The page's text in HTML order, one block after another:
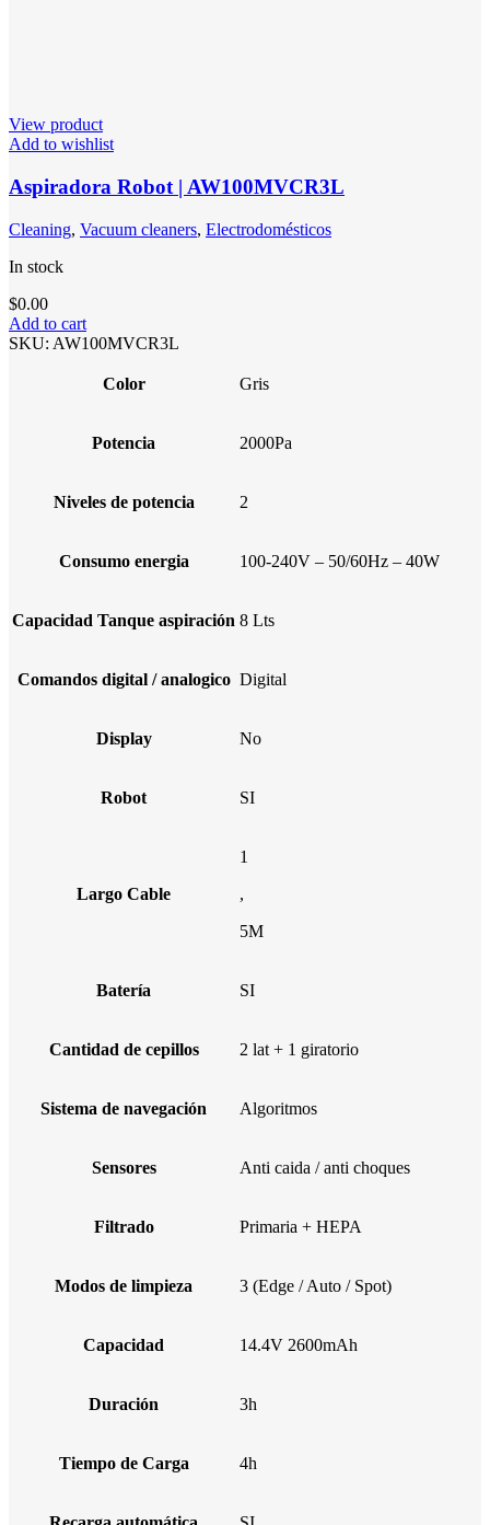
View product
Add to wishlist
Aspiradora Robot | AW100MVCR3L
Cleaning, Vacuum cleaners, Electrodomésticos
In stock
$0.00
Add to cart
SKU: AW100MVCR3L
Color Gris
Potencia 2000Pa
Niveles de potencia 2
Consumo energia 100-240V – 50/60Hz – 40W
Capacidad Tanque aspiración 8 Lts
Comandos digital / analogico Digital
Display No
Robot SI
Largo Cable
1
,
5M
Batería SI
Cantidad de cepillos 2 lat + 1 giratorio
Sistema de navegación Algoritmos
Sensores Anti caida / anti choques
Filtrado Primaria + HEPA
Modos de limpieza 3 (Edge / Auto / Spot)
Capacidad 14.4V 2600mAh
Duración 3h
Tiempo de Carga 4h